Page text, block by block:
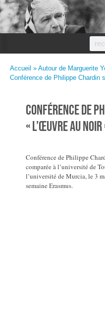
Accueil » Autour de Marguerite
Conférence de Philippe Chardin
Conférence de
« L’Œuvre au Noir
Conférence de Philippe
comparée à l’université de
l’université de Murcia, le 3
semaine Erasmus.